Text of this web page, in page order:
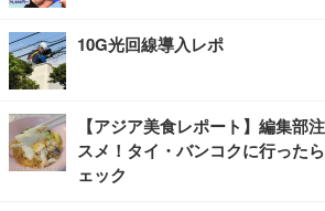
10G光回線導入レポ
【アジア美食レポート】編集部
スメ！タイ・バンコクに行った
ェック